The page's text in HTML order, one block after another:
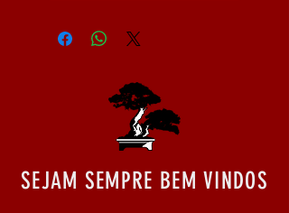
SEJAM SEMPRE BEM VINDOS